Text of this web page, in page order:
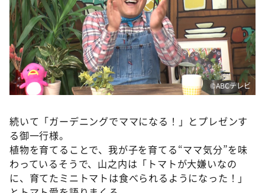
©️ABCテレビ
続いて「ガーデニングでママになる！」とプレゼンす
る御一行様。
植物を育てることで、我が子を育てる“ママ気分”を味
わっているそうで、山之内は「トマトが大嫌いなの
に、育てたミニトマトは食べられるようになった！」